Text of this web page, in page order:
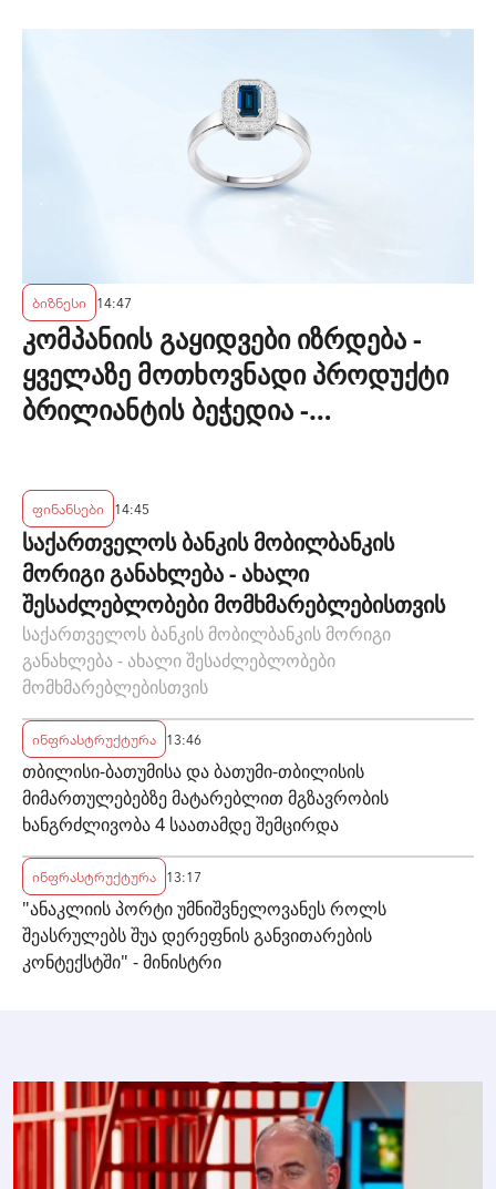
ბიზნესი 14:47
კომპანიის გაყიდვები იზრდება -
ყველაზე მოთხოვნადი პროდუქტი
ბრილიანტის ბეჭედია -
ფინანსები 14:45
საქართველოს ბანკის მობილბანკის
მორიგი განახლება - ახალი
შესაძლებლობები მომხმარებლებისთვის
საქართველოს ბანკის მობილბანკის მორიგი
განახლება - ახალი შესაძლებლობები
მომხმარებლებისთვის
ინფრასტრუქტურა 13:46
თბილისი-ბათუმისა და ბათუმი-თბილისის
მიმართულებებზე მატარებლით მგზავრობის
ხანგრძლივობა 4 საათამდე შემცირდა
ინფრასტრუქტურა 13:17
"ანაკლიის პორტი უმნიშვნელოვანეს როლს
შეასრულებს შუა დერეფნის განვითარების
კონტექსტში" - მინისტრი